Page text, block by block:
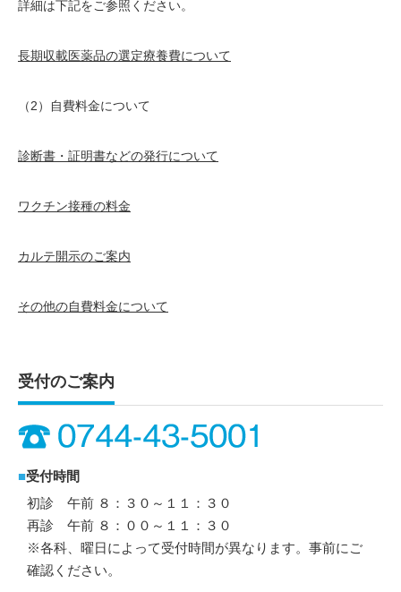
詳細は下記をご参照ください。
長期収載医薬品の選定療養費について
（2）自費料金について
診断書・証明書などの発行について
ワクチン接種の料金
カルテ開示のご案内
その他の自費料金について
受付のご案内
■受付時間
初診 午前 ８：３０～１１：３０
再診 午前 ８：００～１１：３０
※各科、曜日によって受付時間が異なります。事前にご
確認ください。